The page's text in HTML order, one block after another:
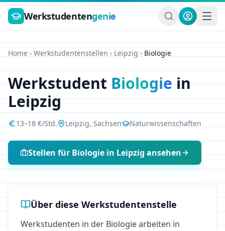
Zum Hauptinhalt springen
Werkstudentengenie
Home Werkstudentenstellen Leipzig Biologie
WerkstudentBiologiein
Leipzig
13–18 €/Std. Leipzig, Sachsen Naturwissenschaften
Stellen für Biologie in Leipzig ansehen
Über diese Werkstudentenstelle
Werkstudenten in der Biologie arbeiten in